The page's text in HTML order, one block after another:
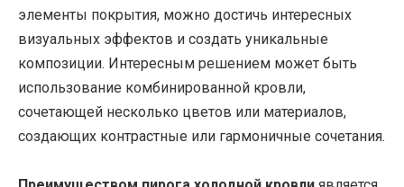
элементы покрытия, можно достичь интересных
визуальных эффектов и создать уникальные
композиции. Интересным решением может быть
использование комбинированной кровли,
сочетающей несколько цветов или материалов,
создающих контрастные или гармоничные сочетания.